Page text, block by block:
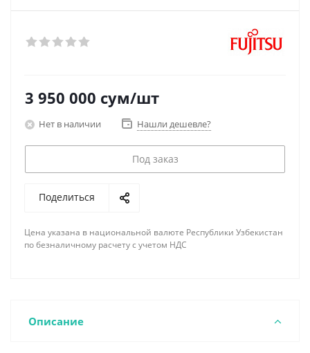
3 950 000 сум/шт
Нет в наличии Нашли дешевле?
Под заказ
Поделиться
Цена указана в национальной валюте Республики Узбекистан
по безналичному расчету с учетом НДС
Описание